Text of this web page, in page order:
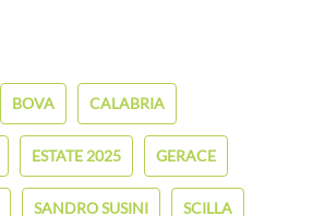
BOVA CALABRIA
ESTATE 2025 GERACE
SANDRO SUSINI SCILLA